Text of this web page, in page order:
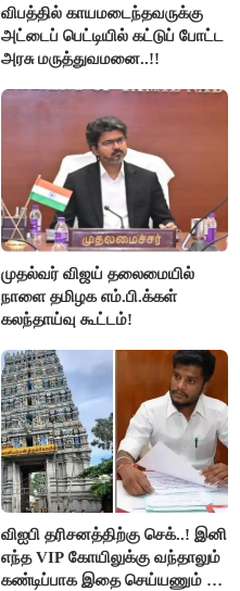
விபத்தில் காயமடைந்தவருக்கு
அட்டைப் பெட்டியில் கட்டுப் போட்ட
அரசு மருத்துவமனை..!!
முதல்வர் விஜய் தலைமையில்
நாளை தமிழக எம்.பி.க்கள்
கலந்தாய்வு கூட்டம்!
விஐபி தரிசனத்திற்கு செக்..! இனி
எந்த VIP கோயிலுக்கு வந்தாலும்
கண்டிப்பாக இதை செய்யணும் -